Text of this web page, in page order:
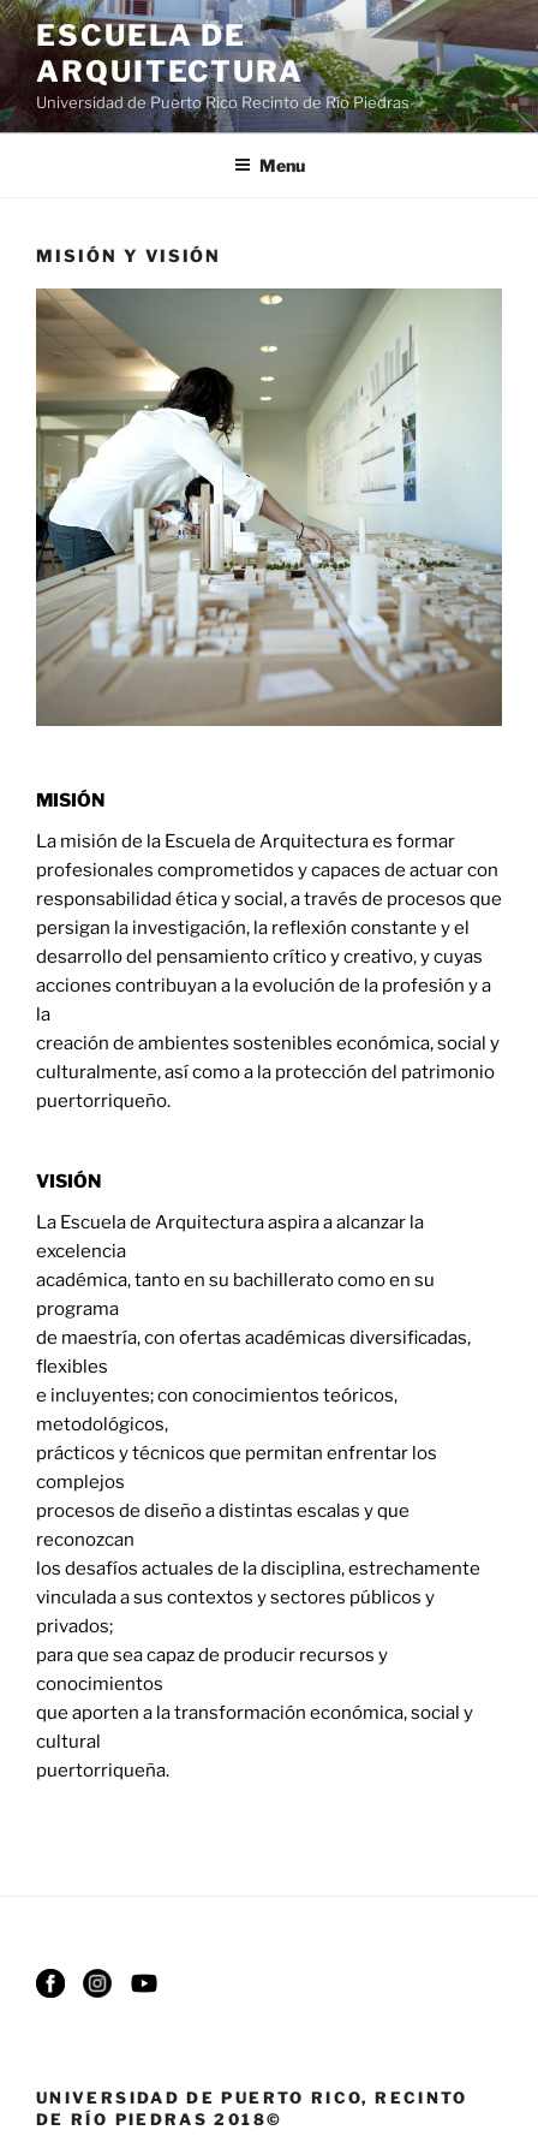
ESCUELA DE
ARQUITECTURA
Universidad de Puerto Rico Recinto de Río Piedras
Menu
MISIÓN Y VISIÓN
MISIÓN
La misión de la Escuela de Arquitectura es formar
profesionales comprometidos y capaces de actuar con
responsabilidad ética y social, a través de procesos que
persigan la investigación, la reflexión constante y el
desarrollo del pensamiento crítico y creativo, y cuyas
acciones contribuyan a la evolución de la profesión y a
la
creación de ambientes sostenibles económica, social y
culturalmente, así como a la protección del patrimonio
puertorriqueño.
VISIÓN
La Escuela de Arquitectura aspira a alcanzar la
excelencia
académica, tanto en su bachillerato como en su
programa
de maestría, con ofertas académicas diversificadas,
flexibles
e incluyentes; con conocimientos teóricos,
metodológicos,
prácticos y técnicos que permitan enfrentar los
complejos
procesos de diseño a distintas escalas y que
reconozcan
los desafíos actuales de la disciplina, estrechamente
vinculada a sus contextos y sectores públicos y
privados;
para que sea capaz de producir recursos y
conocimientos
que aporten a la transformación económica, social y
cultural
puertorriqueña.
UNIVERSIDAD DE PUERTO RICO, RECINTO
DE RÍO PIEDRAS 2018©